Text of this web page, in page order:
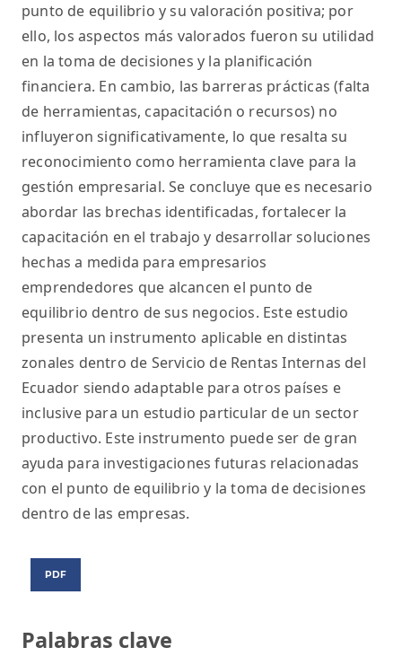
Palabras clave
punto de equilibrio y su valoración positiva; por
ello, los aspectos más valorados fueron su utilidad
en la toma de decisiones y la planificación
financiera. En cambio, las barreras prácticas (falta
de herramientas, capacitación o recursos) no
influyeron significativamente, lo que resalta su
reconocimiento como herramienta clave para la
gestión empresarial. Se concluye que es necesario
abordar las brechas identificadas, fortalecer la
capacitación en el trabajo y desarrollar soluciones
hechas a medida para empresarios
emprendedores que alcancen el punto de
equilibrio dentro de sus negocios. Este estudio
presenta un instrumento aplicable en distintas
zonales dentro de Servicio de Rentas Internas del
Ecuador siendo adaptable para otros países e
inclusive para un estudio particular de un sector
productivo. Este instrumento puede ser de gran
ayuda para investigaciones futuras relacionadas
con el punto de equilibrio y la toma de decisiones
dentro de las empresas.
PDF